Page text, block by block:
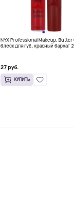
NYX Professional Makeup, Butter
блеск для губ, красный бархат
27 руб.
КУПИТЬ